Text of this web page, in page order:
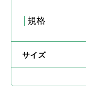
規格
サイズ